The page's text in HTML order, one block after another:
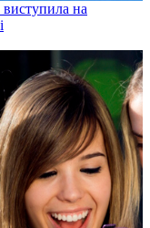
виступила на